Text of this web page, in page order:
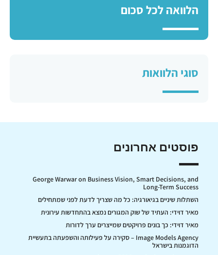
הלוואה לכל סכום
סוגי הלוואות
פוסטים אחרונים
George Warwar on Business Vision, Smart Decisions, and
Long-Term Success
השתלות שיניים בגיאורגיה: כל מה שצריך לדעת לפני שמתחילים
מאיר דוידי: העתיד של שוק המגורים נמצא בהתחדשות עירונית
מאיר דוידי: כך בונים פרויקטים שמייצרים ערך לדורות
Image Models Agency – סקירה על פעילותה והשפעתה בתעשיית
הדוגמנות בישראל